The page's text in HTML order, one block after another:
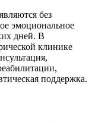
без
эмоциональное
дней. В
клинике
поддержка.